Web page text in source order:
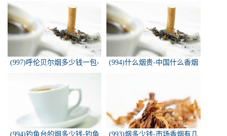
(997)呼伦贝尔烟多少钱一包-
白色的呼伦贝尔香烟多少钱一
(994)什么烟贵-中国什么香烟
(994)钓鱼台的烟多少钱-钓鱼
(993)烟多少钱-市场香烟有几